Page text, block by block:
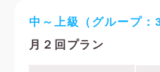
中～上級（グループ：
月２回プラン